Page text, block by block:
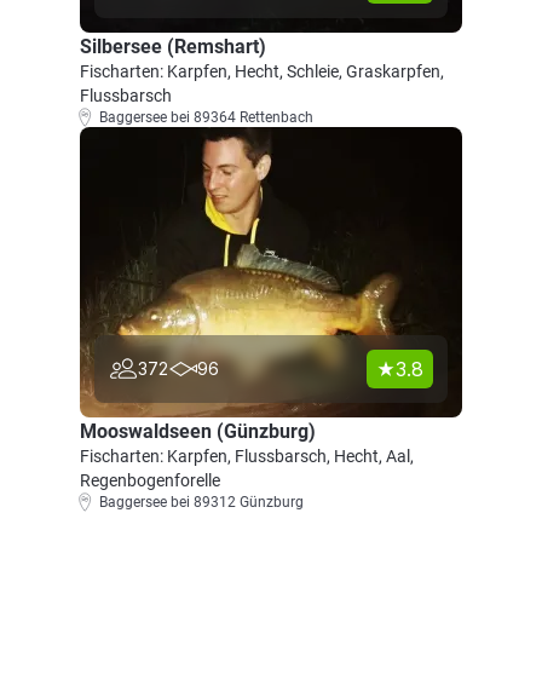
Silbersee (Remshart)
Fischarten: Karpfen, Hecht, Schleie, Graskarpfen,
Flussbarsch
Baggersee bei 89364 Rettenbach
372 96 3.8
Mooswaldseen (Günzburg)
Fischarten: Karpfen, Flussbarsch, Hecht, Aal,
Regenbogenforelle
Baggersee bei 89312 Günzburg